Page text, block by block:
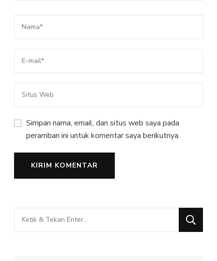
Simpan nama, email, dan situs web saya pada
peramban ini untuk komentar saya berikutnya.
Mencari
Sesuatu?